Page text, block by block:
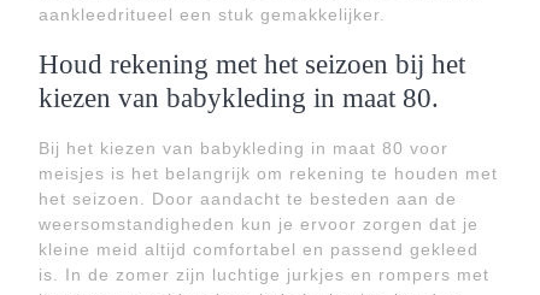
aankleedritueel een stuk gemakkelijker.
Houd rekening met het seizoen bij het
kiezen van babykleding in maat 80.
Bij het kiezen van babykleding in maat 80 voor
meisjes is het belangrijk om rekening te houden met
het seizoen. Door aandacht te besteden aan de
weersomstandigheden kun je ervoor zorgen dat je
kleine meid altijd comfortabel en passend gekleed
is. In de zomer zijn luchtige jurkjes en rompers met